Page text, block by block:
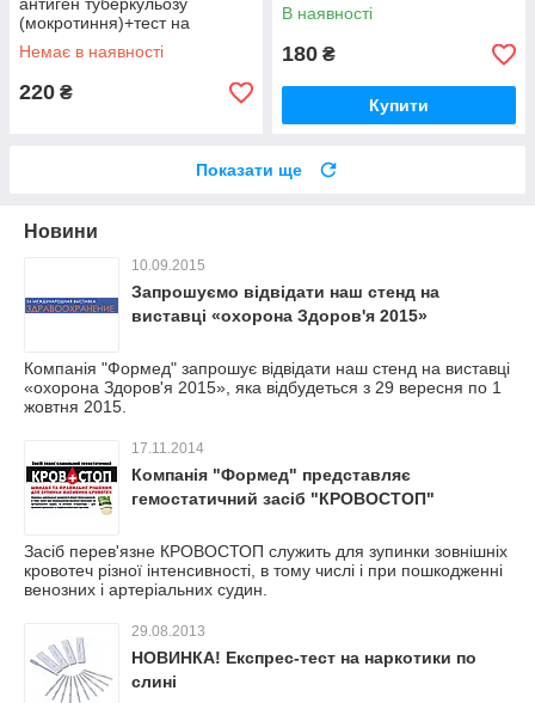
антиген туберкульозу
(мокротиння)+тест на
антитіла до туберкульозу
(кров)
Немає в наявності
220 ₴
Сінгапур
В наявності
180 ₴
Купити
Показати ще
Новини
10.09.2015
Запрошуємо відвідати наш стенд на
виставці «охорона Здоров'я 2015»
Компанія "Формед" запрошує відвідати наш стенд на виставці
«охорона Здоров'я 2015», яка відбудеться з 29 вересня по 1
жовтня 2015.
17.11.2014
Компанія "Формед" представляє
гемостатичний засіб "КРОВОСТОП"
Засіб перев'язне КРОВОСТОП служить для зупинки зовнішніх
кровотеч різної інтенсивності, в тому числі і при пошкодженні
венозних і артеріальних судин.
29.08.2013
НОВИНКА! Експрес-тест на наркотики по
слині